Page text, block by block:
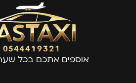
אוספים אתכם בכל